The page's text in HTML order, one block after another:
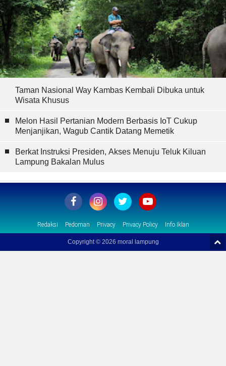
Taman Nasional Way Kambas Kembali Dibuka untuk
Wisata Khusus
Melon Hasil Pertanian Modern Berbasis IoT Cukup
Menjanjikan, Wagub Cantik Datang Memetik
Berkat Instruksi Presiden, Akses Menuju Teluk Kiluan
Lampung Bakalan Mulus
Redaksi Pedoman Privacy Privacy Policy Info Iklan
Copyright © 2026 moral lampung